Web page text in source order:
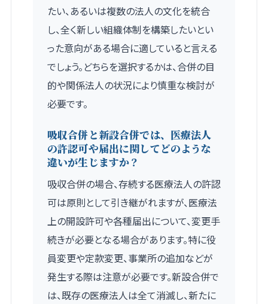
たい、あるいは複数の法人の文化を統合
し、全く新しい組織体制を構築したいとい
った意向がある場合に適していると言える
でしょう。どちらを選択するかは、合併の目
的や関係法人の状況により慎重な検討が
必要です。
吸収合併と新設合併では、医療法人
の許認可や届出に関してどのような
違いが生じますか？
吸収合併の場合、存続する医療法人の許認
可は原則として引き継がれますが、医療法
上の開設許可や各種届出について、変更手
続きが必要となる場合があります。特に役
員変更や定款変更、事業所の追加などが
発生する際は注意が必要です。新設合併で
は、既存の医療法人は全て消滅し、新たに